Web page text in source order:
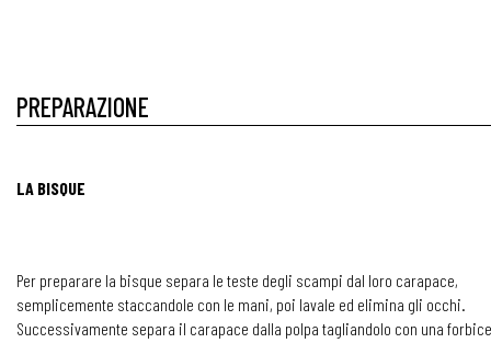
PREPARAZIONE
LA BISQUE
Per preparare la bisque separa le teste degli scampi dal loro carapace,
semplicemente staccandole con le mani, poi lavale ed elimina gli occhi.
Successivamente separa il carapace dalla polpa tagliandolo con una forbice